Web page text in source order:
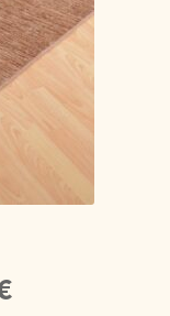
precio